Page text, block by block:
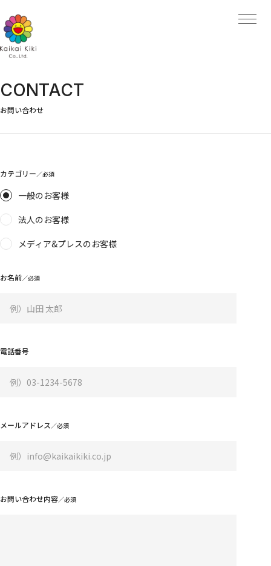
CONTACT
お問い合わせ
カテゴリー
一般のお客様
法人のお客様
メディア&プレスのお客様
お名前
電話番号
メールアドレス
お問い合わせ内容
NEWS
ARTISTS
ARTISTS TOP
AYA TAKANO
Kasing Lung
MADSAKI
ob
ナカザワショーコ
EXHIBITIONS
PROJECTS
PROJECTS TOP
GALLERY
Hidari Zingaro
STORES
Tonari no Zingaro
となりの開花堂
囍鵲亭（キジャクテイ）
6HP
めめめのくらげ
Kaikai Kiki カードフェスタ
Murakami.Flowers
カイカイキキふるさと納税